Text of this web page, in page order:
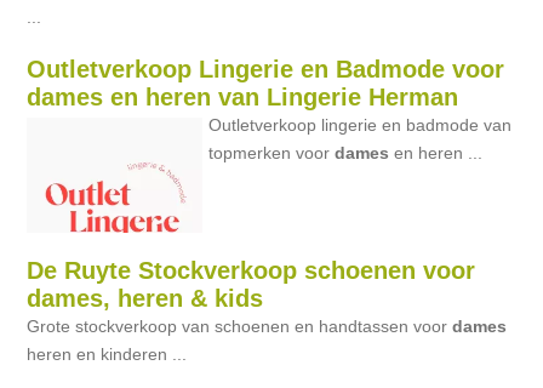
Outletverkoop Lingerie en Badmode voor
dames en heren van Lingerie Herman
Outletverkoop lingerie en badmode van
topmerken voordames en heren ...
De Ruyte Stockverkoop schoenen voor
dames, heren & kids
Grote stockverkoop van schoenen en handtassen voordames
heren en kinderen ...